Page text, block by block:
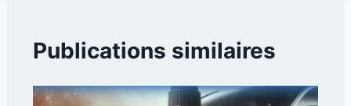
Publications similaires